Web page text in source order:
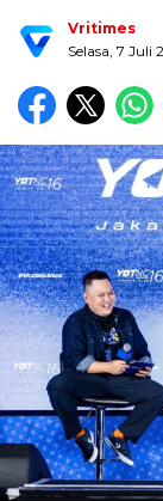
Vritimes
Selasa, 7 Juli